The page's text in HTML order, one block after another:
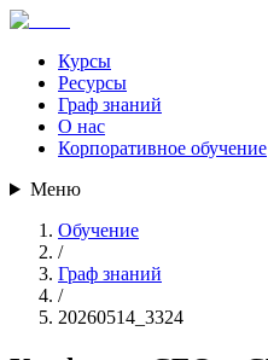
Курсы
Ресурсы
Граф знаний
О нас
Корпоративное обучение
Меню
Обучение
/
Граф знаний
/
20260514_3324